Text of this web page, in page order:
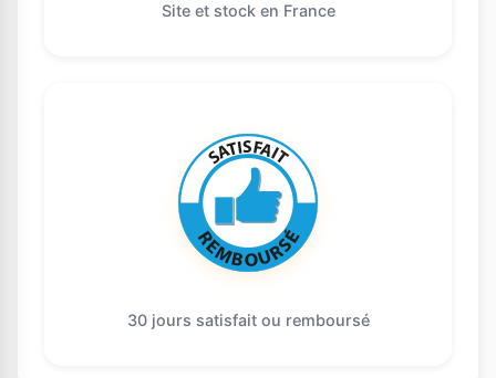
Site et stock en France
30 jours satisfait ou remboursé